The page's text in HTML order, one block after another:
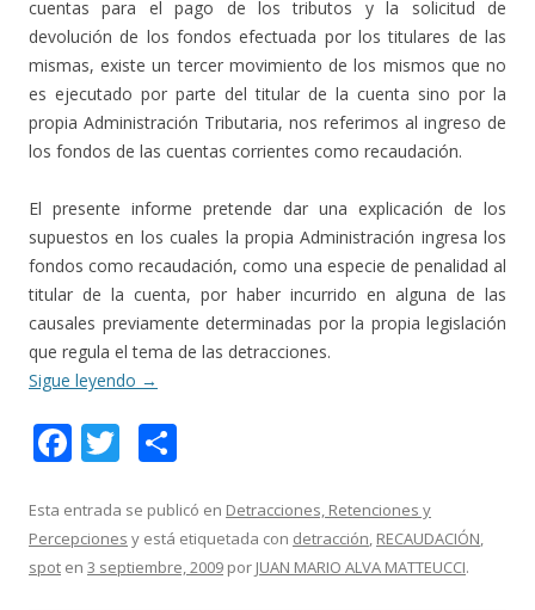
cuentas para el pago de los tributos y la solicitud de
devolución de los fondos efectuada por los titulares de las
mismas, existe un tercer movimiento de los mismos que no
es ejecutado por parte del titular de la cuenta sino por la
propia Administración Tributaria, nos referimos al ingreso de
los fondos de las cuentas corrientes como recaudación.
El presente informe pretende dar una explicación de los
supuestos en los cuales la propia Administración ingresa los
fondos como recaudación, como una especie de penalidad al
titular de la cuenta, por haber incurrido en alguna de las
causales previamente determinadas por la propia legislación
que regula el tema de las detracciones.
Sigue leyendo →
F
e
b
T
itt
er
m
p
Esta entrada se publicó en Detracciones, Retenciones y
Percepciones y está etiquetada con detracción, RECAUDACIÓN,
spot en 3 septiembre, 2009 por JUAN MARIO ALVA MATTEUCCI.